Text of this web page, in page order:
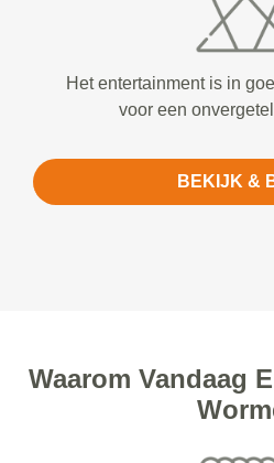
Het entertainment is in
voor een
BEKIJK &
Waarom Vandaag